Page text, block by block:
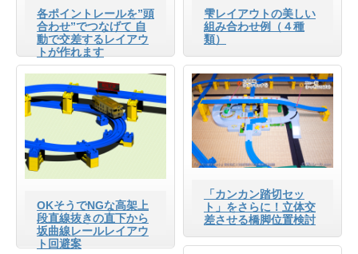
各ポイントレールを”頭
合わせ”でつなげて 自
動で交差するレイアウ
トが作れます
雫レイアウトの美しい
組み合わせ例（４種
類）
OKそうでNGな高架上
段直線抜きの直下から
坂曲線レールレイアウ
ト回避案
「カンカン踏切セッ
ト」をさらに！立体交
差させる橋脚位置検討